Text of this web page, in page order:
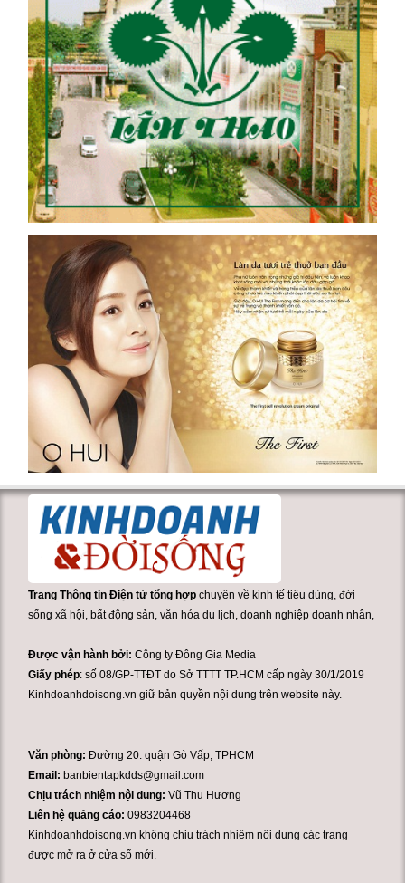
Trang Thông tin Điện tử tổng hợp chuyên về kinh tế tiêu dùng, đời
sống xã hội, bất động sản, văn hóa du lịch, doanh nghiệp doanh nhân,
Được vận hành bởi:Công ty Đông Gia Media
Giấy phép: số 08/GP-TTĐT do Sở TTTT TP.HCM cấp ngày 30/1/2019
Kinhdoanhdoisong.vn giữ bản quyền nội dung trên website này.
Văn phòng:Đường 20. quận Gò Vấp, TPHCM
Email: banbientapkdds@gmail.com
Chịu trách nhiệm nội dung: Vũ Thu Hương
Liên hệ quảng cáo:0983204468
Kinhdoanhdoisong.vn không chịu trách nhiệm nội dung các trang
được mở ra ở cửa sổ mới.